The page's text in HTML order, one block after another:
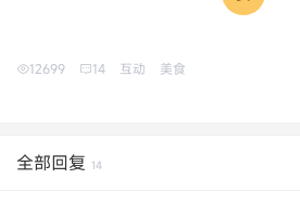
12699 14 互动 美食
全部回复 14